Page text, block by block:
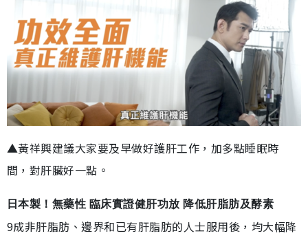
▲黃祥興建議大家要及早做好護肝工作，加多點睡眠時
間，對肝臟好一點。
日本製！無藥性 臨床實證健肝功放 降低肝脂肪及酵素
9成非肝脂肪、邊界和已有肝脂肪的人士服用後，均大幅降